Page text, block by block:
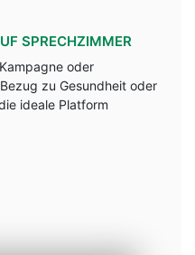
SPRECHZIMMER
oder
zu Gesundheit oder
ideale Platform